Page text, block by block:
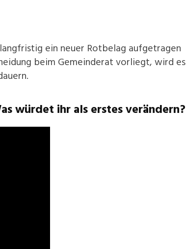
ein neuer Rotbelag aufgetragen
beim Gemeinderat vorliegt, wird es
würdet ihr als erstes verändern?